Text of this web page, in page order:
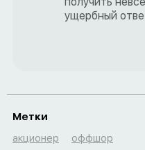
ущербный
Метки
акционер
оффшор